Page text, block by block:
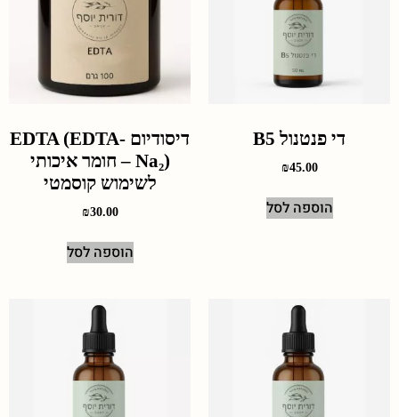
די פנטנול B5
₪45.00
הוספה לסל
דיסודיום EDTA (EDTA-
Na₂) – חומר איכותי
לשימוש קוסמטי
₪30.00
הוספה לסל